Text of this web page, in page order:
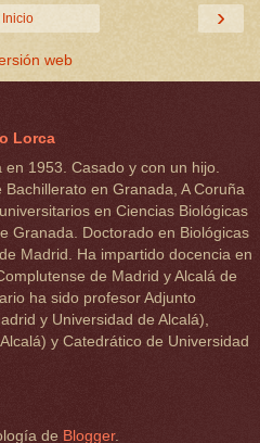
›
Inicio
web
Lorca
1953. Casado y con un hijo.
Bachillerato en Granada, A Coruña
en Ciencias Biológicas
Granada. Doctorado en Biológicas
Madrid. Ha impartido docencia en
de Madrid y Alcalá de
ha sido profesor Adjunto
y Universidad de Alcalá),
y Catedrático de Universidad
de Blogger.